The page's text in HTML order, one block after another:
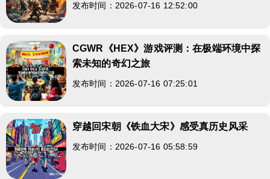
发布时间：2026-07-16 12:52:00
CGWR《HEX》游戏评测：在极端环境中探
索未知的奇幻之旅
发布时间：2026-07-16 07:25:01
穿越回宋朝《铁血大宋》感受真历史风采
发布时间：2026-07-16 05:58:59